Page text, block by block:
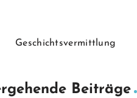
Geschichtsvermittlung
Beiträge